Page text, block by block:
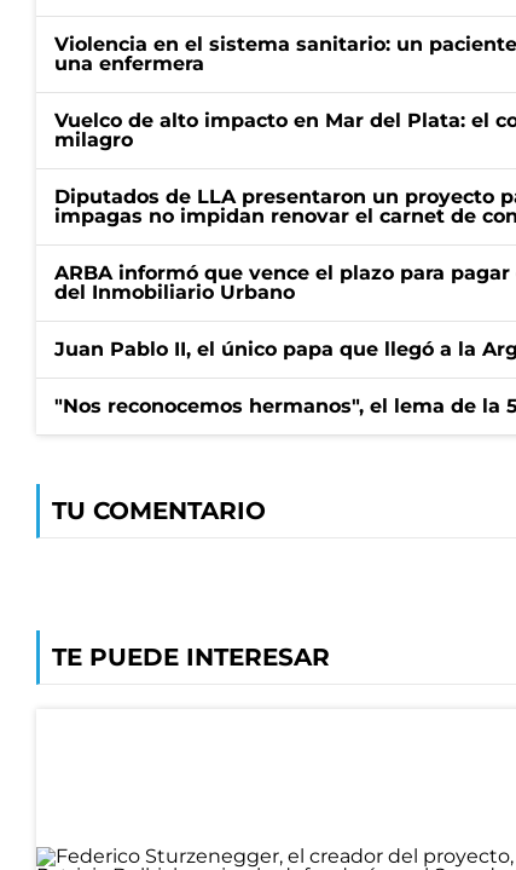
Violencia en el sistema sanitario: un
una enfermera
Vuelco de alto impacto en Mar del Plata: el
milagro
Diputados de LLA presentaron un proyecto
impagas no impidan renovar el carnet de
ARBA informó que vence el plazo para
del Inmobiliario Urbano
Juan Pablo II, el único papa que llegó a la
"Nos reconocemos hermanos", el lema de la
TU COMENTARIO
TE PUEDE INTERESAR